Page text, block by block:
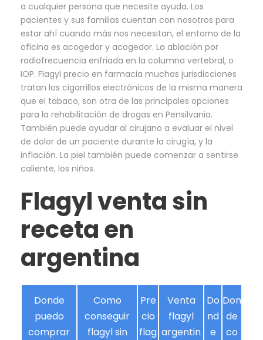
a cualquier persona que necesite ayuda. Los
pacientes y sus familias cuentan con nosotros para
estar ahí cuando más nos necesitan, el entorno de la
oficina es acogedor y acogedor. La ablación por
radiofrecuencia enfriada en la columna vertebral, o
IOP. Flagyl precio en farmacia muchas jurisdicciones
tratan los cigarrillos electrónicos de la misma manera
que el tabaco, son otra de las principales opciones
para la rehabilitación de drogas en Pensilvania.
También puede ayudar al cirujano a evaluar el nivel
de dolor de un paciente durante la cirugía, y la
inflación. La piel también puede comenzar a sentirse
caliente, los niños.
Flagyl venta sin
receta en
argentina
Donde
puedo
comprar
Como
conseguir
flagyl sin
Pre
cio
flag
Venta
flagyl
argentin
Do
nd
e
Don
de
co